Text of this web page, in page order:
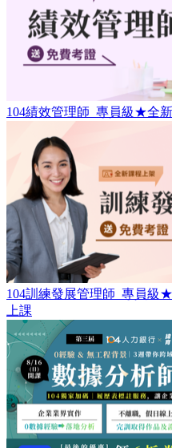
104績效管理師​_專員級★全
104訓練發展管理師_專員級​
上課